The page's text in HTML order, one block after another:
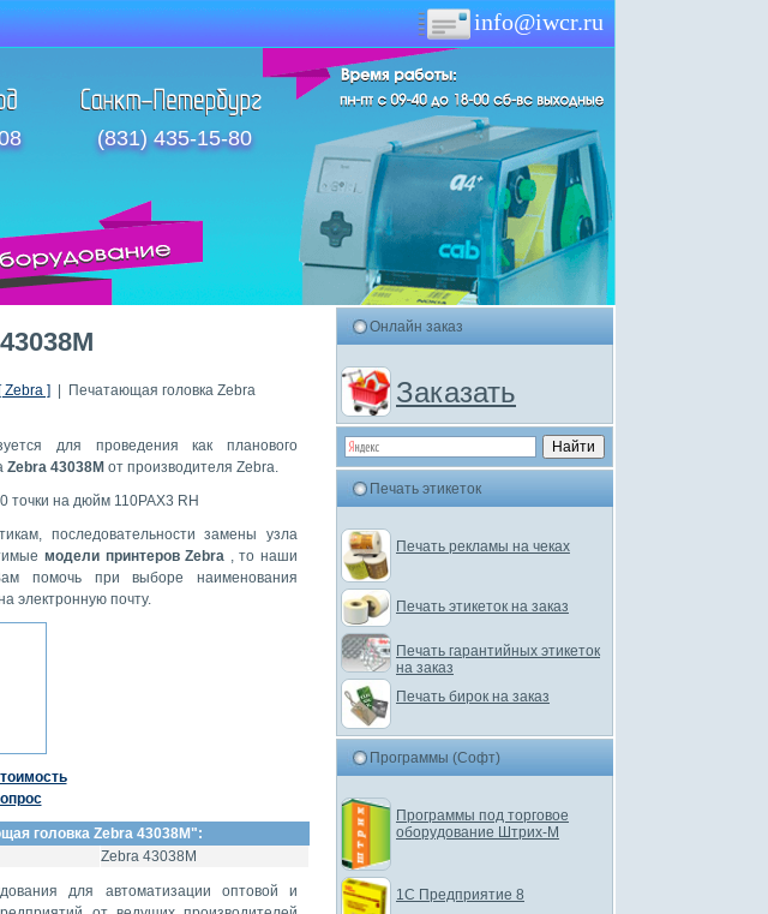
info@iwcr.ru
(831) 435-15-80
[ Zebra ] | Печатающая головка Zebra
для проведения как планового
Zebra 43038M от производителя Zebra.
точки на дюйм 110PAX3 RH
последовательности замены узла
модели принтеров Zebra , то наши
помочь при выборе наименования
электронную почту.
головка Zebra 43038M":
Zebra 43038M
для автоматизации оптовой и
Онлайн заказ
Заказать
Печать этикеток
Печать рекламы на чеках
Печать этикеток на заказ
Печать гарантийных этикеток
на заказ
Печать бирок на заказ
Программы (Софт)
Программы под торговое
оборудование Штрих-М
1С Предприятие 8